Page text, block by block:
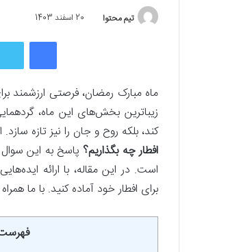
تیم محتوا 20 اسفند 1403
فیسبوک
ماه مبارک رمضان، فرصتی ارزشمند
زیباترین بخش‌های این ماه،
کند، بلکه روح و جان را نیز تازه
افطار چه بگذاریم؟ پاسخ به این
است. در این مقاله، با ارائه
برای افطار خود آماده کنید. با ما